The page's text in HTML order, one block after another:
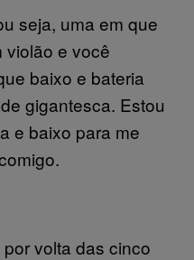
seja, uma em que
violão e você
baixo e bateria
gigantesca. Estou
e baixo para me
volta das cinco